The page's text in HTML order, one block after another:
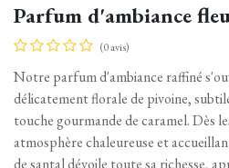
Parfum d'ambiance
(0 avis)
Notre parfum d'ambiance raffiné
délicatement florale de pivoine,
touche gourmande de caramel. Dès
atmosphère chaleureuse et